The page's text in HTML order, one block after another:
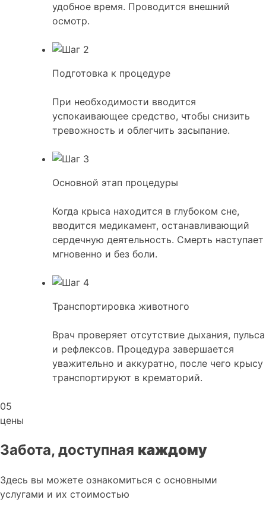
удобное время. Проводится внешний
осмотр.
Подготовка к процедуре
При необходимости вводится
успокаивающее средство, чтобы снизить
тревожность и облегчить засыпание.
Основной этап процедуры
Когда крыса находится в глубоком сне,
вводится медикамент, останавливающий
сердечную деятельность. Смерть наступает
мгновенно и без боли.
Транспортировка животного
Врач проверяет отсутствие дыхания, пульса
и рефлексов. Процедура завершается
уважительно и аккуратно, после чего крысу
транспортируют в крематорий.
05
цены
Забота, доступная каждому
Здесь вы можете ознакомиться с основными
услугами и их стоимостью